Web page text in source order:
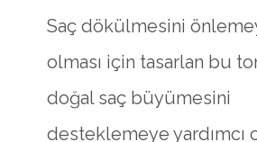
Saç dökülmesini
olması için tasarlan bu
doğal saç büyümesini
desteklemeye yardımcı